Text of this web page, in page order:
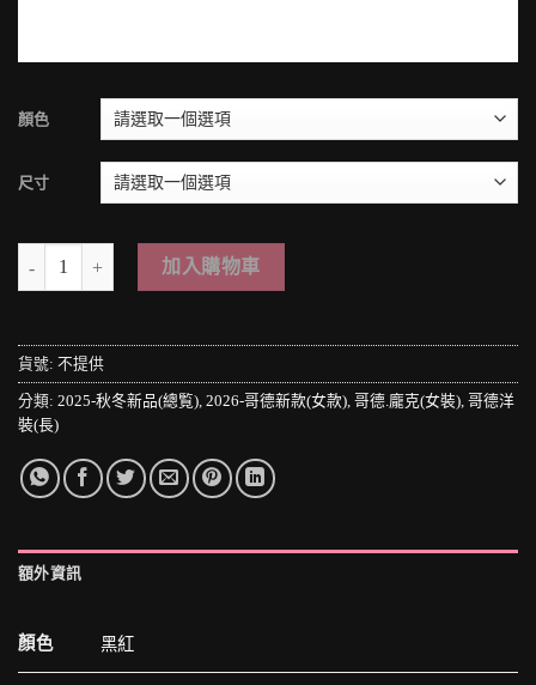
顏色
尺寸
＊MINI PUNK LOLO＊黑暗哥德傳說-寂靜古堡の波維夫人華麗蕾絲
加入購物車
貨號: 不提供
分類: 2025-秋冬新品(總覧), 2026-哥德新款(女款), 哥德.龐克(女裝), 哥德洋
裝(長)
額外資訊
顏色 黑紅